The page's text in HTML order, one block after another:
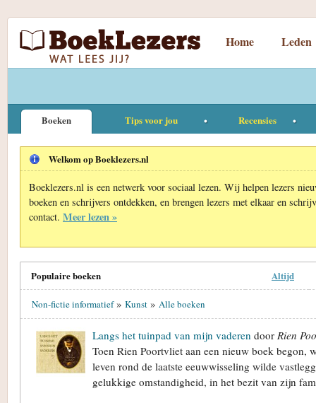
Home Leden
Boeken Tips voor jou Recensies
Welkom op Boeklezers.nl
Boeklezers.nl is een netwerk voor sociaal lezen. Wij helpen lezers
boeken en schrijvers ontdekken, en brengen lezers met elkaar en
contact. Meer lezen »
Populaire boeken Altijd
Non-fictie informatief» Kunst » Alle boeken
Langs het tuinpad van mijn vaderen door Rien
Toen Rien Poortvliet aan een nieuw boek begon,
leven rond de laatste eeuwwisseling wilde
gelukkige omstandigheid, in het bezit van zijn